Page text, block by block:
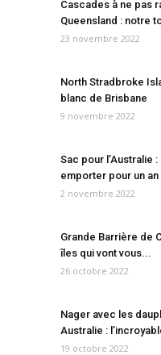
Cascades à ne pas
Queensland : notre
23 novembre 2022
North Stradbroke
blanc de Brisbane
9 novembre 2022
Sac pour l’Australie :
emporter pour un an
2 novembre 2022
Grande Barrière de
îles qui vont vous...
26 octobre 2022
Nager avec les
Australie :
19 octobre 2022